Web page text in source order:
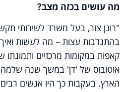
מה עושים בכזה מצב?
"רונן צור, בעל משרד לשירותי
בהתנדבות עצות – מה לעשות ואיך
קאפות במקומות מרכזיים ותמונתו
אוטובוס של 'דן' במשך שנה שלמה.
הארץ. בעקבות כך היו אנשים